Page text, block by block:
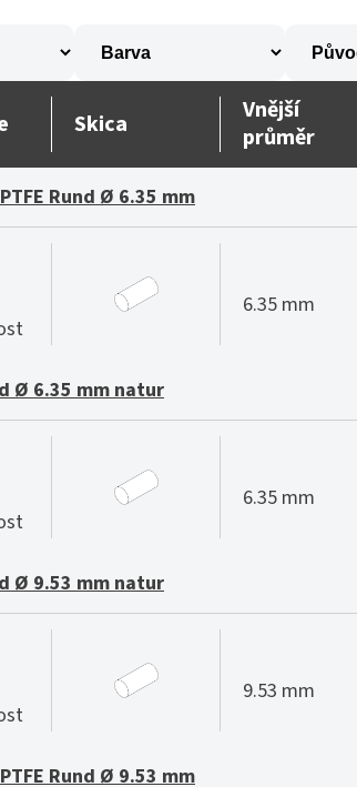
Skica
Vnější
průměr
Rund Ø 6.35 mm
6.35 mm
Ø 6.35 mm natur
6.35 mm
Ø 9.53 mm natur
9.53 mm
Rund Ø 9.53 mm